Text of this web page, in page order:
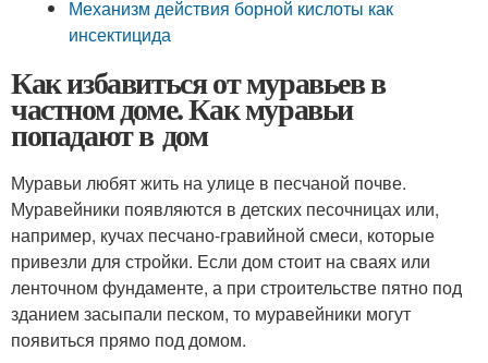
Механизм действия борной кислоты как
инсектицида
Как избавиться от муравьев в
частном доме. Как муравьи
попадают в дом
Муравьи любят жить на улице в песчаной почве.
Муравейники появляются в детских песочницах или,
например, кучах песчано-гравийной смеси, которые
привезли для стройки. Если дом стоит на сваях или
ленточном фундаменте, а при строительстве пятно под
зданием засыпали песком, то муравейники могут
появиться прямо под домом.